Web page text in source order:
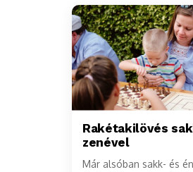
Rakétakilövés
zenével
Már alsóban sakk- és